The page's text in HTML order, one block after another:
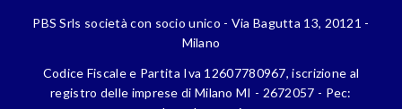
PBS Srls società con socio unico - Via Bagutta 13, 20121 -
Milano
Codice Fiscale e Partita Iva 12607780967, iscrizione al
registro delle imprese di Milano MI - 2672057 - Pec: